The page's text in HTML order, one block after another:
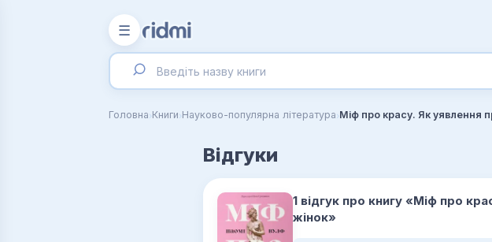
☰
Головна›Книги›Науково-популярна література›Міф про красу. Як уявлення
Відгуки
1 відгук про книгу «Міф про
жінок»